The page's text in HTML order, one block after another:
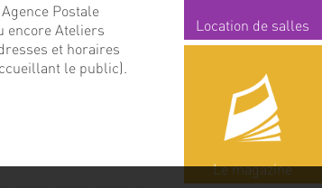
Postale
encore Ateliers
et horaires
le public).
Location de salles
Le magazine